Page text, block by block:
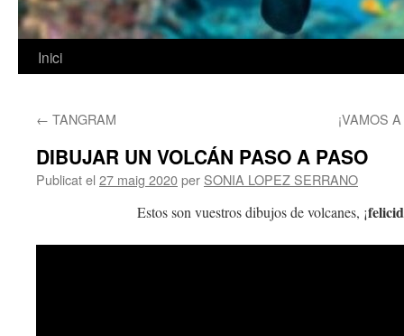
Vés
contingut
Inici
← TANGRAM ¡VAMOS
DIBUJAR UN VOLCÁN PASO A PASO
Publicat el 27 maig 2020per SONIA LOPEZ SERRANO
Estos son vuestros dibujos de volcanes, ¡